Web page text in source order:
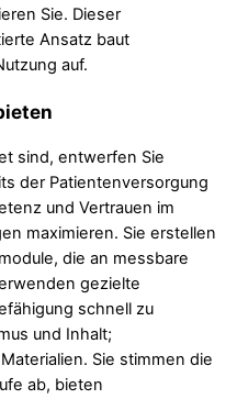
Sie. Dieser
Ansatz baut
auf.
sind, entwerfen Sie
der Patientenversorgung
und Vertrauen im
maximieren. Sie erstellen
die an messbare
gezielte
schnell zu
und Inhalt;
Sie stimmen die
ab, bieten